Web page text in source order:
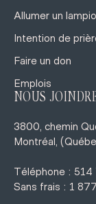
Allumer un
Intention de
Faire un don
Emplois
NOUS
3800, chemin
Montréal,
Téléphone : 514
Sans frais : 1